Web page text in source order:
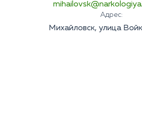
Адрес:
Михайловск, улица